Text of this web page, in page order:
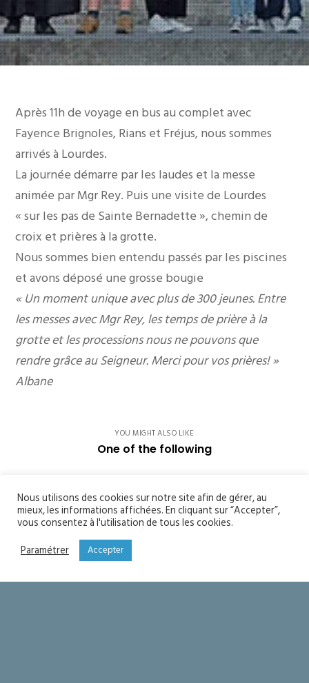
Après 11h de voyage en bus au complet avec
Fayence Brignoles, Rians et Fréjus, nous sommes
arrivés à Lourdes.
La journée démarre par les laudes et la messe
animée par Mgr Rey. Puis une visite de Lourdes
« sur les pas de Sainte Bernadette », chemin de
croix et prières à la grotte.
Nous sommes bien entendu passés par les piscines
et avons déposé une grosse bougie
« Un moment unique avec plus de 300 jeunes. Entre
les messes avec Mgr Rey, les temps de prière à la
grotte et les processions nous ne pouvons que
rendre grâce au Seigneur. Merci pour vos prières! »
Albane
YOU MIGHT ALSO LIKE
One of the following
Seigneur merci !
Nous utilisons des cookies sur notre site afin de gérer, au
mieux, les informations affichées. En cliquant sur “Accepter”,
vous consentez à l'utilisation de tous les cookies.
Paramétrer
Accepter